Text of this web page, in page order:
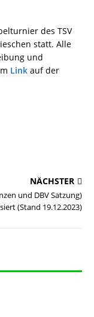
des TSV
statt. Alle
und
Link auf der
NÄCHSTER
und DBV Satzung)
(Stand 19.12.2023)